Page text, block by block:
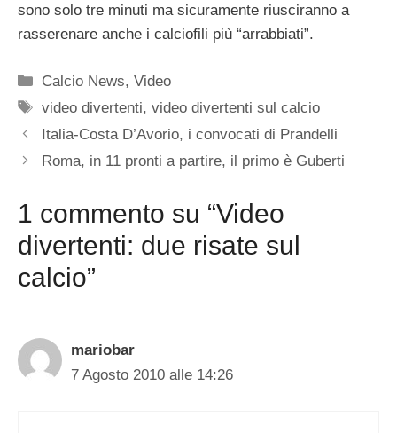
sono solo tre minuti ma sicuramente riusciranno a
rasserenare anche i calciofili più “arrabbiati”.
Categorie
Calcio News,Video
Tag
video divertenti,video divertenti sul calcio
Italia-Costa D’Avorio, i convocati di Prandelli
Roma, in 11 pronti a partire, il primo è Guberti
1 commento su “Video
divertenti: due risate sul
calcio”
mariobar
7 Agosto 2010 alle 14:26